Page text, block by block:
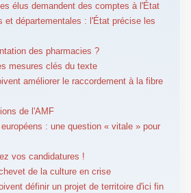
élus demandent des comptes à l'État
et départementales : l'État précise les
des pharmacies ?
mesures clés du texte
améliorer le raccordement à la fibre
de l'AMF
: une question « vitale » pour
vos candidatures !
de la culture en crise
définir un projet de territoire d'ici fin